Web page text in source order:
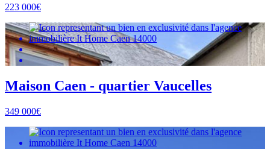
223 000€
Maison Caen - quartier Vaucelles
349 000€